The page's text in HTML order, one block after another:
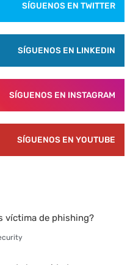
SÍGUENOS EN TWITTER
SÍGUENOS EN LINKEDIN
SÍGUENOS EN INSTAGRAM
SÍGUENOS EN YOUTUBE
víctima de phishing?